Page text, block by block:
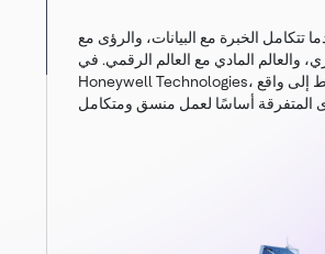
تتكامل الخبرة مع البيانات، والرؤى مع
والعالم المادي مع العالم الرقمي. في
Honeywell Technologies، نحوّل هذه الروابط إلى واقع